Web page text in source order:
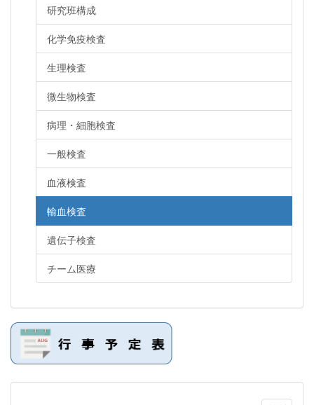
研究班構成
化学免疫検査
生理検査
微生物検査
病理・細胞検査
一般検査
血液検査
輸血検査
遺伝子検査
チーム医療